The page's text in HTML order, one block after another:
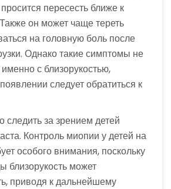
пересесть ближе к
он может чаще тереть
на головную боль после
Однако такие симптомы не
с близорукостью,
следует обратиться к
за зрением детей
Контроль миопии у детей на
особого внимания, поскольку
близорукость может
приводя к дальнейшему